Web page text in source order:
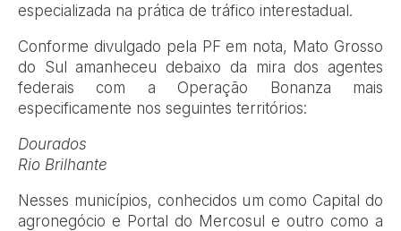
especializada na prática de tráfico interestadual.
Conforme divulgado pela PF em nota, Mato Grosso
do Sul amanheceu debaixo da mira dos agentes
federais com a Operação Bonanza mais
especificamente nos seguintes territórios:
Dourados
Rio Brilhante
Nesses municípios, conhecidos um como Capital do
agronegócio e Portal do Mercosul e outro como a